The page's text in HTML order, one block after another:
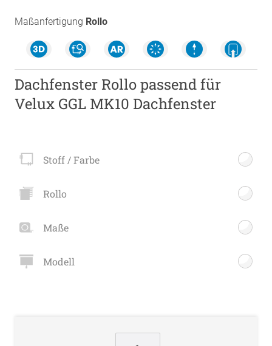
Maßanfertigung Rollo
Dachfenster Rollo passend für
Velux GGL MK10 Dachfenster
Stoff / Farbe
Rollo
Maße
Modell